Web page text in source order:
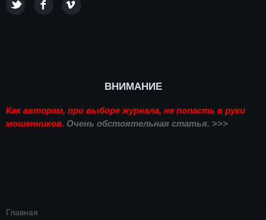
ВНИМАНИЕ
Как авторам, при выборе журнала, не попасть в руки
мошенников. Очень обстоятельная статья. >>>
Главная